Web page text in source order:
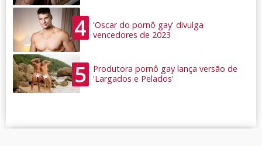
4
'Oscar do pornô gay' divulga
vencedores de 2023
5
Produtora pornô gay lança versão de
'Largados e Pelados'